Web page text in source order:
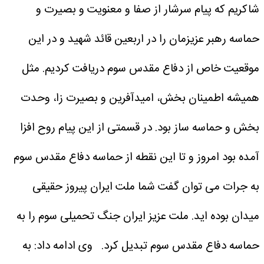
شاکریم که پیام سرشار از صفا و معنویت و بصیرت و
حماسه رهبر عزیزمان را در اربعین قائد شهید و در این
موقعیت خاص از دفاع مقدس سوم دریافت کردیم. مثل
همیشه اطمینان بخش، امیدآفرین و بصیرت زا، وحدت
بخش و حماسه ساز بود. در قسمتی از این پیام روح افزا
آمده بود امروز و تا این نقطه از حماسه دفاع مقدس سوم
به جرات می توان گفت شما ملت ایران پیروز حقیقی
میدان بوده اید. ملت عزیز ایران جنگ تحمیلی سوم را به
حماسه دفاع مقدس سوم تبدیل کرد. وی ادامه داد: به